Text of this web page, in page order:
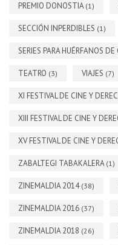
PREMIO DONOSTIA (1)
SECCIÓN INPERDIBLES (1)
SERIES PARA HUÉRFANOS DE
TEATRO (3) VIAJES (7)
XI FESTIVAL DE CINE Y
XIII FESTIVAL DE CINE Y
XV FESTIVAL DE CINE Y
ZABALTEGI TABAKALERA (1)
ZINEMALDIA 2014 (38)
ZINEMALDIA 2016 (37)
ZINEMALDIA 2018 (26)